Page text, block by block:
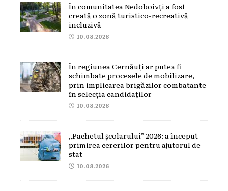
În comunitatea Nedoboivți a fost
creată o zonă turistico-recreativă
incluzivă
10.08.2026
În regiunea Cernăuți ar putea fi
schimbate procesele de mobilizare,
prin implicarea brigăzilor combatante
în selecția candidaților
10.08.2026
„Pachetul școlarului” 2026: a început
primirea cererilor pentru ajutorul de
stat
10.08.2026